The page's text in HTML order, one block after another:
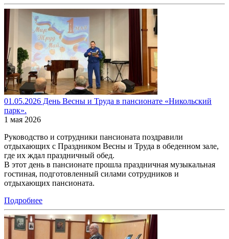
01.05.2026 День Весны и Труда в пансионате «Никольский
парк».
1 мая 2026
Руководство и сотрудники пансионата поздравили
отдыхающих с Праздником Весны и Труда в обеденном зале,
где их ждал праздничный обед.
В этот день в пансионате прошла праздничная музыкальная
гостиная, подготовленный силами сотрудников и
отдыхающих пансионата.
Подробнее